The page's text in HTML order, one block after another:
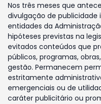
Nos três meses que
divulgação de publicidade
entidades da
hipóteses previstas na
evitados conteúdos que
públicos, programas,
gestão. Permanecem
estritamente
emergenciais ou de
caráter publicitário ou